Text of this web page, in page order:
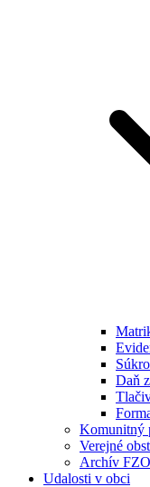
Daň
Komunitný
Verejné
Archív
Udalosti v obci